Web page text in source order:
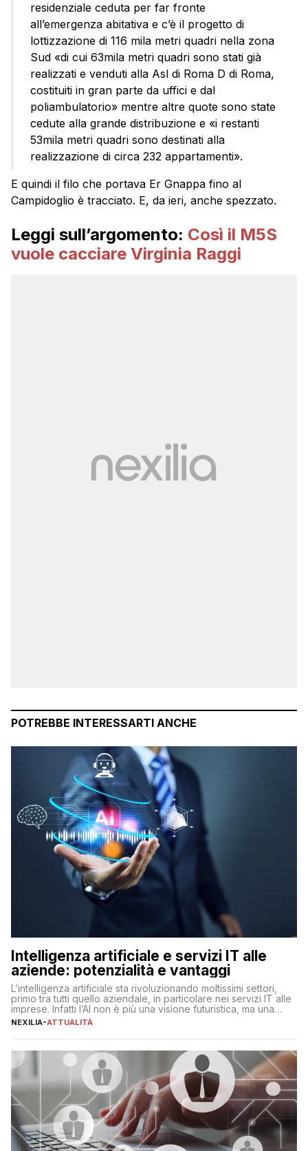
residenziale ceduta per far fronte
all’emergenza abitativa e c’è il progetto di
lottizzazione di 116 mila metri quadri nella zona
Sud «di cui 63mila metri quadri sono stati già
realizzati e venduti alla Asl di Roma D di Roma,
costituiti in gran parte da uffici e dal
poliambulatorio» mentre altre quote sono state
cedute alla grande distribuzione e «i restanti
53mila metri quadri sono destinati alla
realizzazione di circa 232 appartamenti».
E quindi il filo che portava Er Gnappa fino al
Campidoglio è tracciato. E, da ieri, anche spezzato.
Leggi sull’argomento: Così il M5S
vuole cacciare Virginia Raggi
POTREBBE INTERESSARTI ANCHE
Intelligenza artificiale e servizi IT alle
aziende: potenzialità e vantaggi
L’intelligenza artificiale sta rivoluzionando moltissimi settori,
primo tra tutti quello aziendale, in particolare nei servizi IT alle
imprese. Infatti l’AI non è più una visione futuristica, ma una
realtà operativa che sta portando a un cambio significativo in
operazioni, bensì comporta […]
NEXILIA-ATTUALITÀ